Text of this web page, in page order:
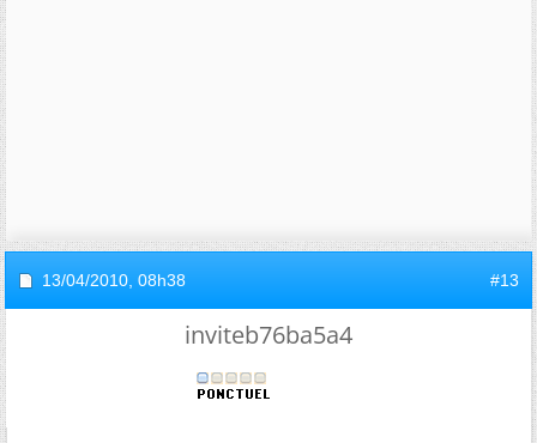
13/04/2010, 08h38 #13
inviteb76ba5a4